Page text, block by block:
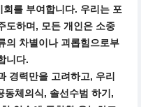
를 부여합니다. 우리는 포
도하며, 모든 개인은 소중
의 차별이나 괴롭힘으로부
니다.
경력만을 고려하고, 우리
동체의식, 솔선수범 하기,